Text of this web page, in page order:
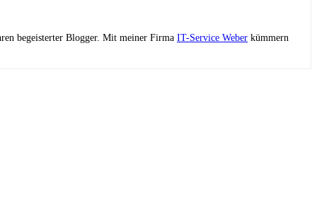
begeisterter Blogger. Mit meiner Firma IT-Service Weber kümmern